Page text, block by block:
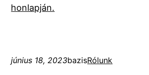
honlapján.
június 18, 2023bazisRólunk